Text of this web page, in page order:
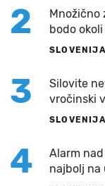
2
Množično
bodo
SLOVENIJA
3
Silovite
vročinski
SLOVENIJA
4
Alarm
najbolj na